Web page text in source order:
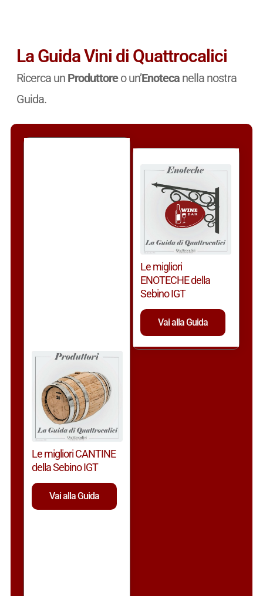
La Guida Vini di Quattrocalici
Ricerca un Produttoreo un’Enotecanella nostra
Guida.
Le migliori CANTINE
della Sebino IGT
Vai alla Guida
Le migliori
ENOTECHE della
Sebino IGT
Vai alla Guida